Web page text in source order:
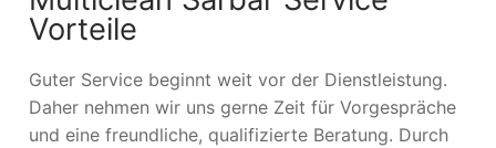
Vorteile
Guter Service beginnt weit vor der Dienstleistung.
Daher nehmen wir uns gerne Zeit für Vorgespräche
und eine freundliche, qualifizierte Beratung. Durch